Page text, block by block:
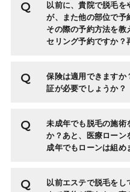
以前に、貴院で脱毛を
が、また他の部位で予
その際の予約方法を教
セリング予約ですか？
保険は適用できますか
証が必要でしょうか？
未成年でも脱毛の施術
か？あと、医療ローン
成年でもローンは組め
以前エステで脱毛をし